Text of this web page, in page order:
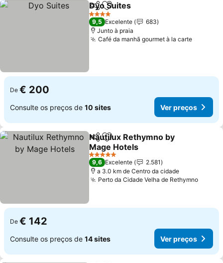
PartilharAdicionar aos favoritos
Dyo Suites
4 Estrelas
9,5 Excelente
683
Junto à praia
Café da manhã gourmet à la carteVer
De € 200
Consulte os preços de 10 sites Ver preços
PartilharAdicionar aos favoritos
Nautilux Rethymno by
Mage Hotels
Ver preços
5 Estrelas
9,6 Excelente
2.581
a 3.0 km de Centro da cidade
Perto da Cidade Velha de RethymnoVer
De € 142
Consulte os preços de 14 sites Ver preços